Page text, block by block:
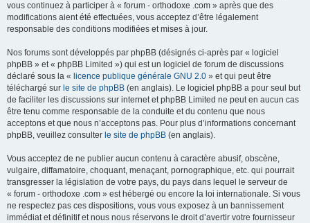
vous continuez à participer à « forum - orthodoxe .com » après que des
modifications aient été effectuées, vous acceptez d’être légalement
responsable des conditions modifiées et mises à jour.
Nos forums sont développés par phpBB (désignés ci-après par « logiciel
phpBB » et « phpBB Limited ») qui est un logiciel de forum de discussions
déclaré sous la « licence publique générale GNU 2.0 » et qui peut être
téléchargé sur le site de phpBB (en anglais). Le logiciel phpBB a pour seul but
de faciliter les discussions sur internet et phpBB Limited ne peut en aucun cas
être tenu comme responsable de la conduite et du contenu que nous
acceptons et que nous n’acceptons pas. Pour plus d’informations concernant
phpBB, veuillez consulter le site de phpBB (en anglais).
Vous acceptez de ne publier aucun contenu à caractère abusif, obscène,
vulgaire, diffamatoire, choquant, menaçant, pornographique, etc. qui pourrait
transgresser la législation de votre pays, du pays dans lequel le serveur de
« forum - orthodoxe .com » est hébergé ou encore la loi internationale. Si vous
ne respectez pas ces dispositions, vous vous exposez à un bannissement
immédiat et définitif et nous nous réservons le droit d’avertir votre fournisseur